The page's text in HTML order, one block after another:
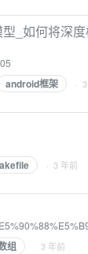
_如何将深
android框架 ·
· 3 年前
组 · 3 年前